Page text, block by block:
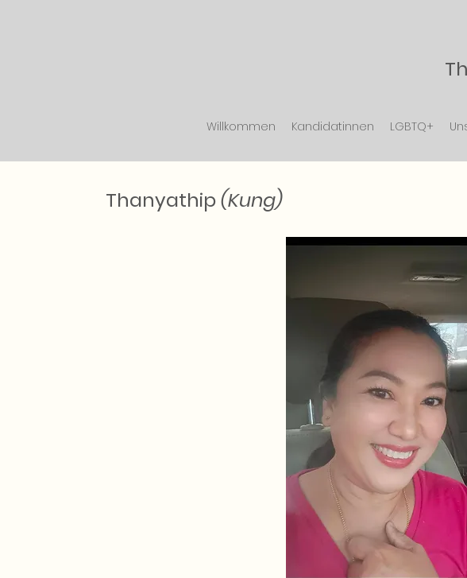
Willkommen
Kandidatinnen LGBTQ+
Thanyathip(Kung)